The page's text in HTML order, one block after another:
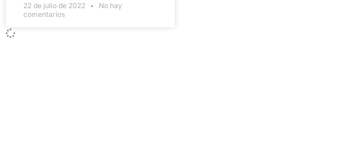
22 de julio de 2022
No hay
comentarios